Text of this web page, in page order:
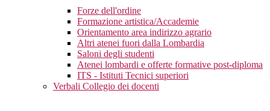
Forze dell'ordine
Formazione artistica/Accademie
Orientamento area indirizzo agrario
Altri atenei fuori dalla Lombardia
Saloni degli studenti
Atenei lombardi e offerte formative post-diploma
ITS - Istituti Tecnici superiori
Verbali Collegio dei docenti